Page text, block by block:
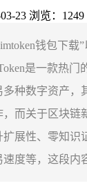
23 浏览：1249
钱包下载
是一款热门
种数字资产，
，而关于区块链
展性、零知识
度等，这段内